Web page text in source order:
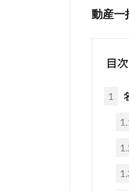
動産一
目次
1